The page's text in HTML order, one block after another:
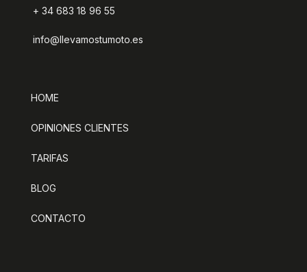
+ 34 683 18 96 55
info@llevamostumoto.es
HOME
OPINIONES CLIENTES
TARIFAS
BLOG
CONTACTO